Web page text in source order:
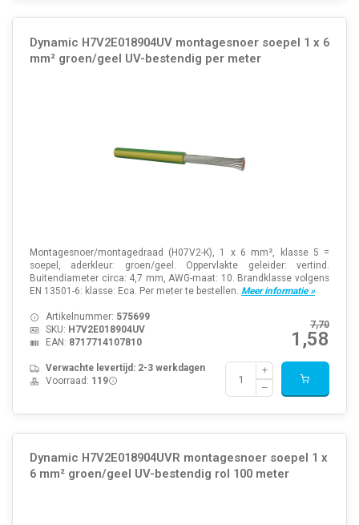
Dynamic H7V2E018904UV montagesnoer soepel 1 x 6
mm² groen/geel UV-bestendig per meter
Montagesnoer/montagedraad (H07V2-K), 1 x 6 mm², klasse 5 =
soepel, aderkleur: groen/geel. Oppervlakte geleider: vertind.
Buitendiameter circa: 4,7 mm, AWG-maat: 10. Brandklasse volgens
EN 13501-6: klasse: Eca. Per meter te bestellen. Meer informatie »
7,70
1,58
Artikelnummer: 575699
SKU: H7V2E018904UV
EAN: 8717714107810
Verwachte levertijd: 2-3 werkdagen
Voorraad: 119
Dynamic H7V2E018904UVR montagesnoer soepel 1 x
6 mm² groen/geel UV-bestendig rol 100 meter